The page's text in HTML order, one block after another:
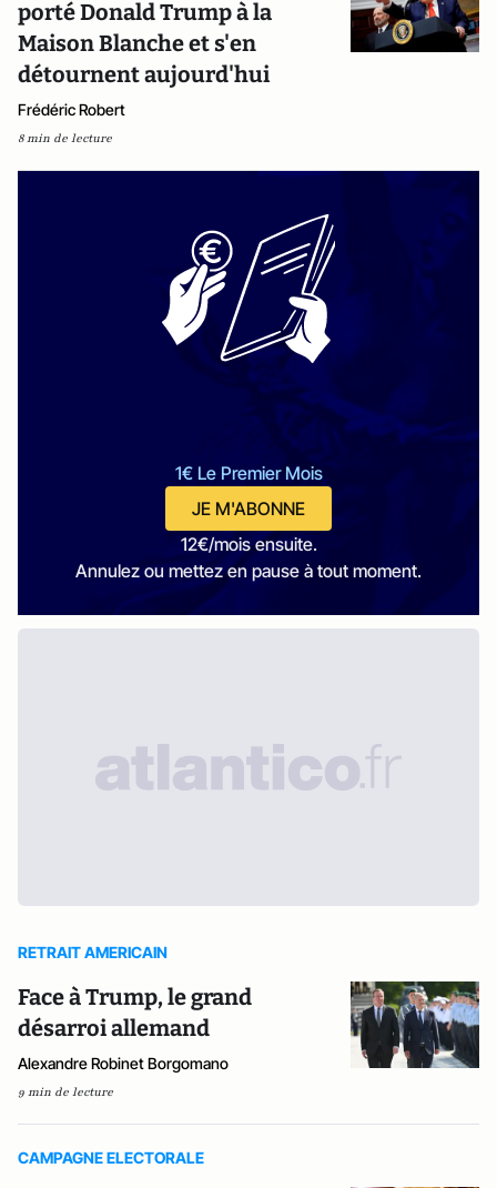
porté Donald Trump à la
Maison Blanche et s'en
détournent aujourd'hui
Frédéric Robert
8 min de lecture
1€ Le Premier Mois
JE M'ABONNE
12€/mois ensuite.
Annulez ou mettez en pause à tout moment.
RETRAIT AMERICAIN
Face à Trump, le grand
désarroi allemand
Alexandre Robinet Borgomano
9 min de lecture
CAMPAGNE ELECTORALE